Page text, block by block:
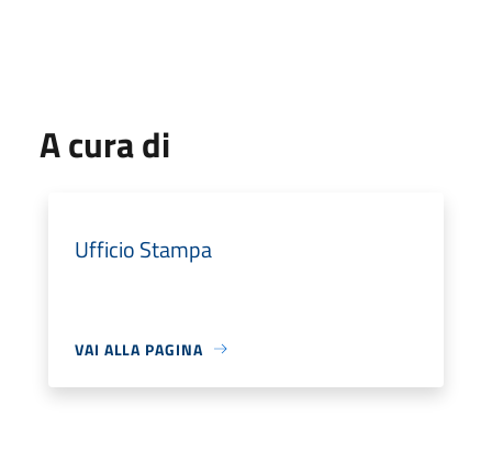
A cura di
Ufficio Stampa
VAI ALLA PAGINA